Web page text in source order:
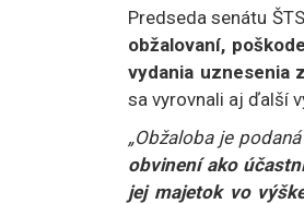
Predseda senátu
obžalovaní,
vydania uznesenia
sa vyrovnali aj ďalší
„Obžaloba je
obvinení ako
jej majetok vo